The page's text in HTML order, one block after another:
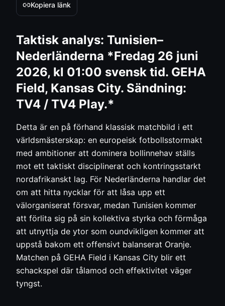
Kopiera länk
Taktisk analys: Tunisien–
Nederländerna *Fredag 26 juni
2026, kl 01:00 svensk tid. GEHA
Field, Kansas City. Sändning:
TV4 / TV4 Play.*
Detta är en på förhand klassisk matchbild i ett
världsmästerskap: en europeisk fotbollsstormakt
med ambitioner att dominera bollinnehav ställs
mot ett taktiskt disciplinerat och kontringsstarkt
nordafrikanskt lag. För Nederländerna handlar det
om att hitta nycklar för att låsa upp ett
välorganiserat försvar, medan Tunisien kommer
att förlita sig på sin kollektiva styrka och förmåga
att utnyttja de ytor som oundvikligen kommer att
uppstå bakom ett offensivt balanserat Oranje.
Matchen på GEHA Field i Kansas City blir ett
schackspel där tålamod och effektivitet väger
tyngst.